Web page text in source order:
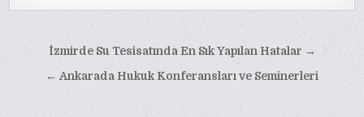
Yazı
gezinmesi
İzmirde Su Tesisatında En Sık Yapılan Hatalar →
← Ankarada Hukuk Konferansları ve Seminerleri